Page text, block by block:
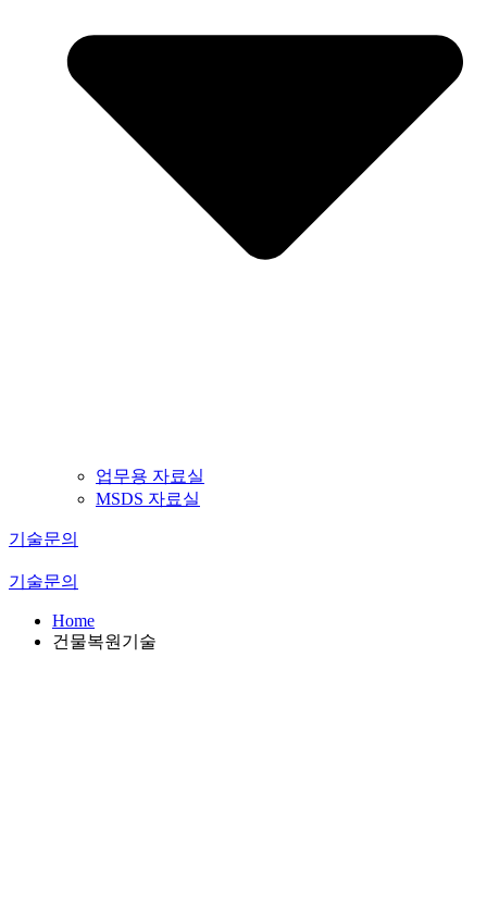
업무용 자료실
MSDS 자료실
기술문의
기술문의
Home
건물복원기술